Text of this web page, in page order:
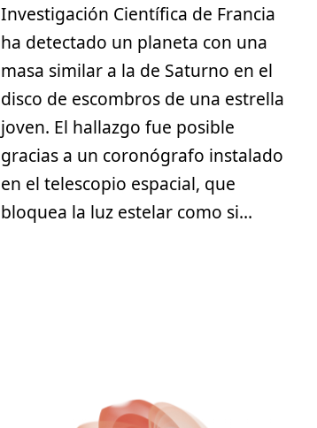
Investigación Científica de Francia
ha detectado un planeta con una
masa similar a la de Saturno en el
disco de escombros de una estrella
joven. El hallazgo fue posible
gracias a un coronógrafo instalado
en el telescopio espacial, que
bloquea la luz estelar como si…